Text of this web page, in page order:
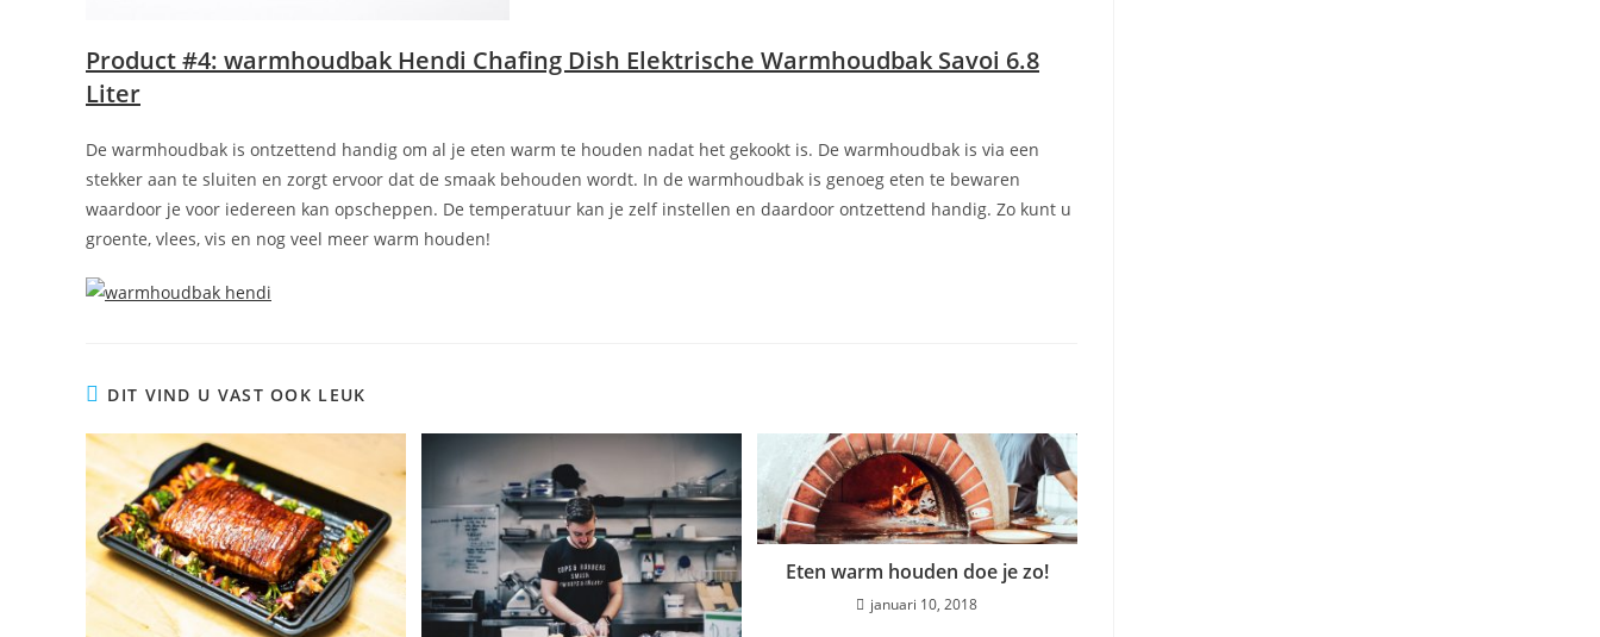
Product #4: warmhoudbak Hendi Chafing Dish Elektrische Warmhoudbak Savoi 6.8
Liter
De warmhoudbak is ontzettend handig om al je eten warm te houden nadat het gekookt is. De warmhoudbak is via een
stekker aan te sluiten en zorgt ervoor dat de smaak behouden wordt. In de warmhoudbak is genoeg eten te bewaren
waardoor je voor iedereen kan opscheppen. De temperatuur kan je zelf instellen en daardoor ontzettend handig. Zo kunt u
groente, vlees, vis en nog veel meer warm houden!
DIT VIND U VAST OOK LEUK
Eten warm houden doe je zo!
januari 10, 2018